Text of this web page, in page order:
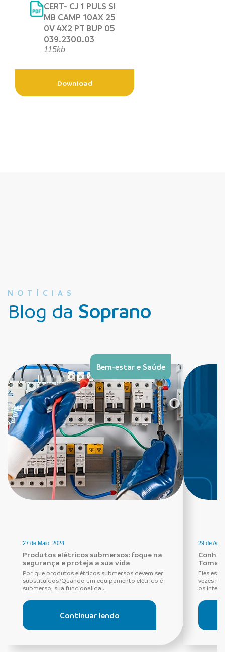
CERT- CJ 1 PULS SI
MB CAMP 10AX 25
0V 4X2 PT BUP 05
039.2300.03
115kb
Download
NOTÍCIAS
Blog da Soprano
Bem-estar e Saúde
27 de Maio, 2024
Produtos elétricos submersos: foque na
segurança e proteja a sua vida
Por que produtos elétricos submersos devem ser
substituídos?Quando um equipamento elétrico é
submerso, sua funcionalida...
Continuar lendo
29 de
Eles
vezes
os